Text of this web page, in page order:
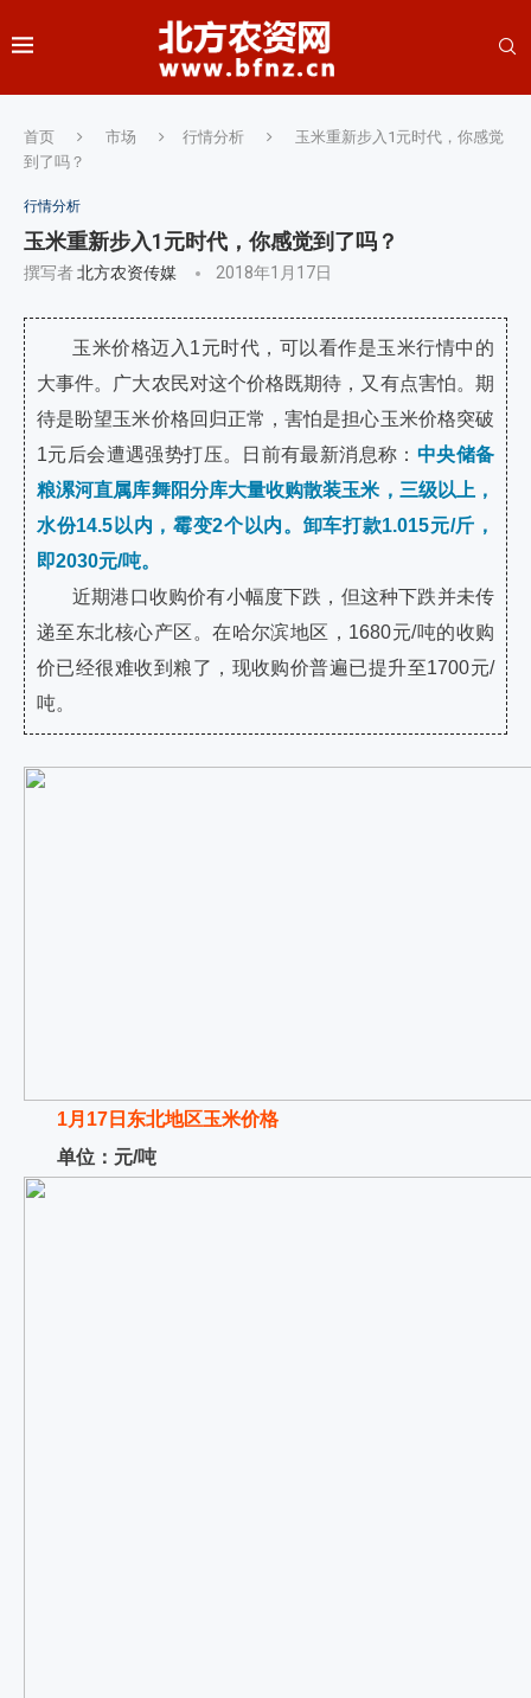
首页 市场 行情分析
玉米重新步入1元时代，你感觉
到了吗？
行情分析
玉米重新步入1元时代，你感觉到了吗？
撰写者北方农资传媒 2018年1月17日
玉米价格迈入1元时代，可以看作是玉米行情中的
大事件。广大农民对这个价格既期待，又有点害怕。期
待是盼望玉米价格回归正常，害怕是担心玉米价格突破
1元后会遭遇强势打压。日前有最新消息称： 中央储备
粮漯河直属库舞阳分库大量收购散装玉米，三级以上，
水份14.5以内，霉变2个以内。卸车打款1.015元/斤，
即2030元/吨。
近期港口收购价有小幅度下跌，但这种下跌并未传
递至东北核心产区。在哈尔滨地区，1680元/吨的收购
价已经很难收到粮了，现收购价普遍已提升至1700元/
吨。
1月17日东北地区玉米价格
单位：元/吨